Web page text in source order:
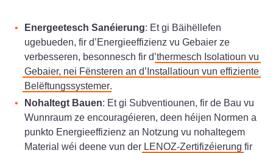
Energeetesch Sanéierung: Et gi Bäihëllefen
ugebueden, fir d’Energieeffizienz vu Gebaier ze
verbesseren, besonnesch fir d’thermesch Isolatioun vu
Gebaier, nei Fënsteren an d’Installatioun vun effiziente
Belëftungssystemer.
Nohaltegt Bauen: Et gi Subventiounen, fir de Bau vu
Wunnraum ze encouragéieren, deen héijen Normen a
punkto Energieeffizienz an Notzung vu nohaltegem
Material wéi deene vun der LENOZ-Zertifizéierung fir